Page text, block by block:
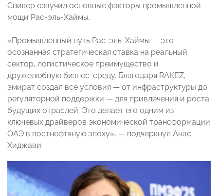
Спикер озвучил основные факторы промышленной
мощи Рас-эль-Хаймы.
«Промышленный путь Рас-эль-Хаймы — это
осознанная стратегическая ставка на реальный
сектор, логистическое преимущество и
дружелюбную бизнес-среду. Благодаря RAKEZ,
эмират создал все условия — от инфраструктуры до
регуляторной поддержки — для привлечения и роста
будущих отраслей. Это делает его одним из
ключевых драйверов экономической трансформации
ОАЭ в постнефтяную эпоху», — подчеркнул Анас
Хиджави.